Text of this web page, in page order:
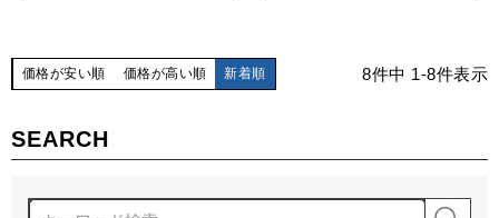
SEARCH
価格が安い順 価格が高い順 新着順 8件中 1-8件表示